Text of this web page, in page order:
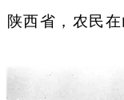
陕西省，农民